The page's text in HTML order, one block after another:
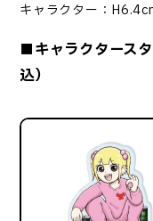
キャラクター：
■キャラクター
込）